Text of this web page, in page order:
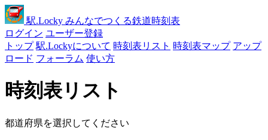
駅.Locky みんなでつくる鉄道時刻表
ログイン ユーザー登録
トップ 駅.Lockyについて 時刻表リスト 時刻表マップ アップ
ロード フォーラム 使い方
時刻表リスト
都道府県を選択してください